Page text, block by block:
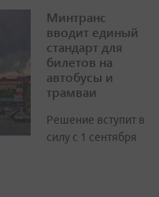
Минтранс
вводит единый
стандарт для
билетов на
автобусы и
трамваи
Решение вступит в
силу с 1 сентября